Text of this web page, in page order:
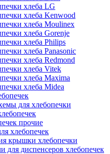
хлеба LG
хлеба Kenwood
хлеба Moulinex
хлеба Gorenje
хлеба Philips
хлеба Panasonic
хлеба Redmond
хлеба Vitek
хлеба Maxima
хлеба Midea
для хлебопечки
прочие
хлебопечек
крышки хлебопечки
для диспенсеров хлебопечек